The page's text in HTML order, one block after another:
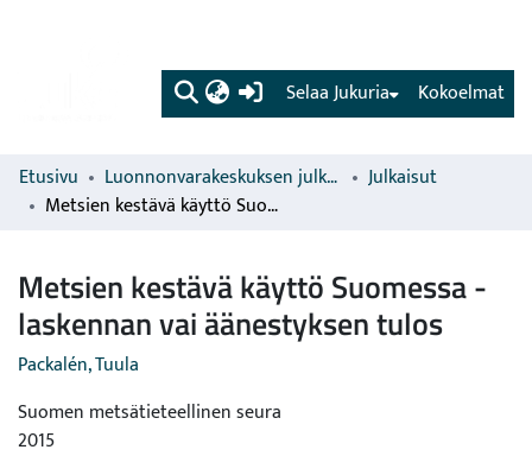
(current) Kokoelmat
Selaa Jukuria
Etusivu Luonnonvarakeskuksen julkaisut
Julkaisut
Metsien kestävä käyttö Suomessa - laskennan vai äänestyksen tulos
Metsien kestävä käyttö Suomessa -
laskennan vai äänestyksen tulos
Packalén, Tuula
Suomen metsätieteellinen seura
2015